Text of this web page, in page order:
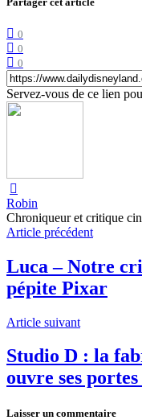
0
0
0
Servez-vous de ce lien
Robin
Chroniqueur et critique
Article précédent
Luca – Notre
pépite Pixar
Article suivant
Studio D : la
ouvre ses
Laisser un commentaire